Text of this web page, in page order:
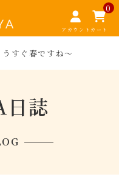
アカウント
0
カート
うすぐ春ですね〜
誌